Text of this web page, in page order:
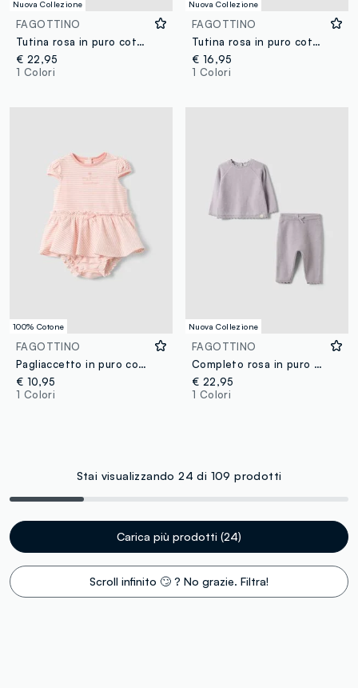
Nuova Collezione
FAGOTTINO
Tutina rosa in puro cotone organico con colletto a volant per neonata
€ 22,95
1 Colori
Nuova Collezione
FAGOTTINO
Tutina rosa in puro cotone organico con stampa Stitch per neonata
€ 16,95
1 Colori
100% Cotone
FAGOTTINO
Pagliaccetto in puro cotone a righe multicolor da neonata con ricamo
€ 10,95
1 Colori
Nuova Collezione
FAGOTTINO
Completo rosa in puro cotone organico in maglia per neonata
€ 22,95
1 Colori
Stai visualizzando 24 di 109 prodotti
Carica più prodotti (24)
Scroll infinito 🙄 ? No grazie. Filtra!